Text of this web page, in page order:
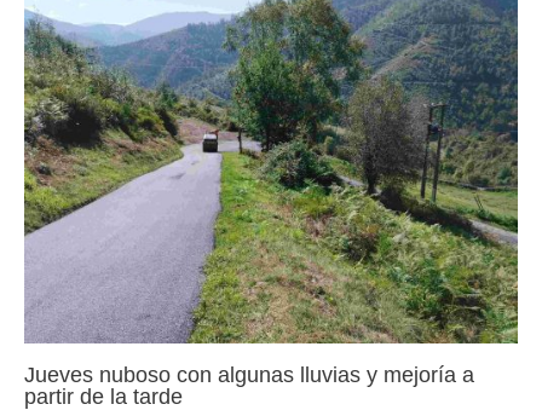
Jueves nuboso con algunas lluvias y mejoría a
partir de la tarde